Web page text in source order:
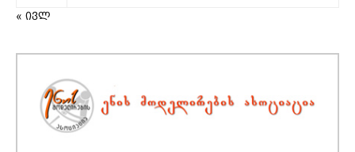
« ივლ